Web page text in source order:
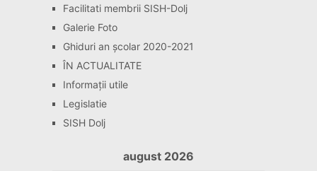
Facilitati membrii SISH-Dolj
Galerie Foto
Ghiduri an școlar 2020-2021
ÎN ACTUALITATE
Informaţii utile
Legislatie
SISH Dolj
august 2026